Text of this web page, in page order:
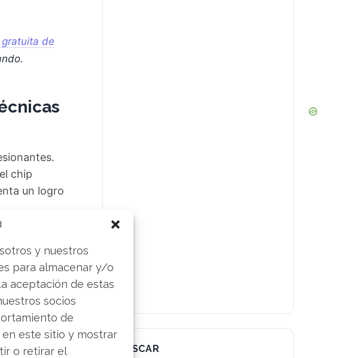
y nuestros
para almacenar y/o
aceptación de estas
socios
de
en este sitio y mostrar
o retirar el
de
chip
un logro
que
Esto
que
BUSCAR